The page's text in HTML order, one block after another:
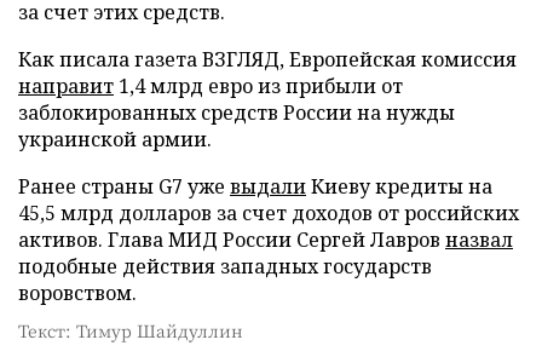
за счет этих средств.
Как писала газета ВЗГЛЯД, Европейская комиссия
направит 1,4 млрд евро из прибыли от
заблокированных средств России на нужды
украинской армии.
Ранее страны G7 уже выдалиКиеву кредиты на
45,5 млрд долларов за счет доходов от российских
активов. Глава МИД России Сергей Лавров назвал
подобные действия западных государств
воровством.
Текст: Тимур Шайдуллин